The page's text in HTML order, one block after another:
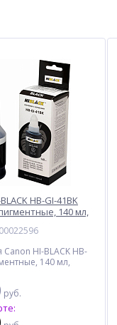
HB-GI-41BK
140 мл,
HI-BLACK HB-
140 мл,
руб.